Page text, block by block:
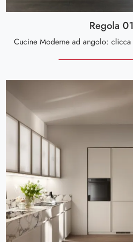
Regola 01